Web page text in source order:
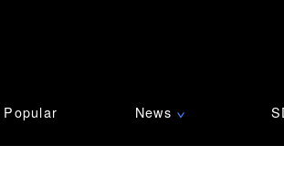
Popular News ∨